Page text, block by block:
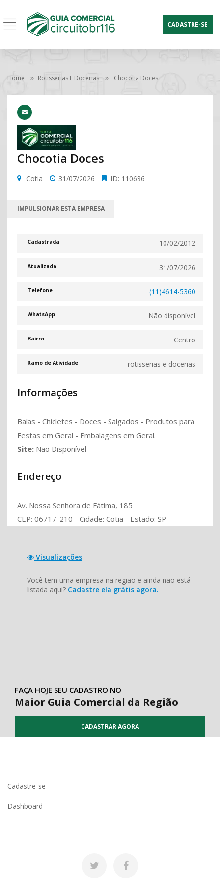
CADASTRE-SE
Home Rotisserias E Docerias Chocotia Doces
Chocotia Doces
Cotia 31/07/2026 ID: 110686
IMPULSIONAR ESTA EMPRESA
Cadastrada 10/02/2012
Atualizada 31/07/2026
Telefone (11)4614-5360
WhatsApp Não disponível
Bairro Centro
Ramo de Atividade rotisserias e docerias
Informações
Balas - Chicletes - Doces - Salgados - Produtos para
Festas em Geral - Embalagens em Geral.
Site: Não Disponível
Endereço
Av. Nossa Senhora de Fátima, 185
CEP: 06717-210 - Cidade: Cotia - Estado: SP
Visualizações
Você tem uma empresa na região e ainda não está
listada aqui? Cadastre ela grátis agora.
FAÇA HOJE SEU CADASTRO NO
Maior Guia Comercial da Região
CADASTRAR AGORA
Cadastre-se
Dashboard